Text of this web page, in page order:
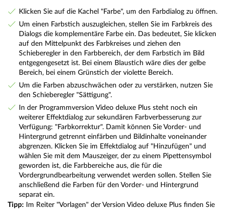
Klicken Sie auf die Kachel "Farbe", um den Farbdialog zu öffnen.
Um einen Farbstich auszugleichen, stellen Sie im Farbkreis des
Dialogs die komplementäre Farbe ein. Das bedeutet, Sie klicken
auf den Mittelpunkt des Farbkreises und ziehen den
Schieberegler in den Farbbereich, der dem Farbstich im Bild
entgegengesetzt ist. Bei einem Blaustich wäre dies der gelbe
Bereich, bei einem Grünstich der violette Bereich.
Um die Farben abzuschwächen oder zu verstärken, nutzen Sie
den Schieberegler "Sättigung".
In der Programmversion Video deluxe Plus steht noch ein
weiterer Effektdialog zur sekundären Farbverbesserung zur
Verfügung: "Farbkorrektur". Damit können Sie Vorder- und
Hintergrund getrennt einfärben und Bildinhalte voneinander
abgrenzen. Klicken Sie im Effektdialog auf "Hinzufügen" und
wählen Sie mit dem Mauszeiger, der zu einem Pipettensymbol
geworden ist, die Farbbereiche aus, die für die
Vordergrundbearbeitung verwendet werden sollen. Stellen Sie
anschließend die Farben für den Vorder- und Hintergrund
separat ein.
Tipp: Im Reiter "Vorlagen" der Version Video deluxe Plus finden Sie